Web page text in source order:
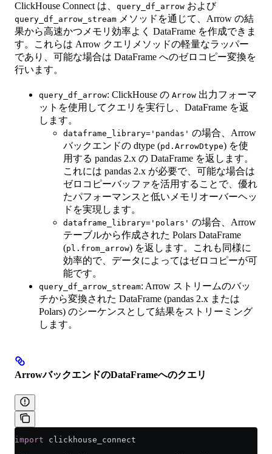
ClickHouse Connect は、 query_df_arrow および
query_df_arrow_stream メソッドを通じて、Arrow の結
果から高速かつメモリ効率よく DataFrame を作成できま
す。これらは Arrow クエリメソッドの軽量なラッパー
であり、可能な場合は DataFrame へのゼロコピー変換を
行います。
query_df_arrow: ClickHouse の Arrow 出力フォーマ
ットを使用してクエリを実行し、DataFrame を返
します。
dataframe_library='pandas' の場合、Arrow
バックエンドの dtype (pd.ArrowDtype) を使
用する pandas 2.x の DataFrame を返します。
これには pandas 2.x が必要で、可能な場合は
ゼロコピーバッファを活用することで、優れ
たパフォーマンスと低いメモリオーバーヘッ
ドを実現します。
dataframe_library='polars' の場合、Arrow
テーブルから作成された Polars DataFrame
(pl.from_arrow) を返します。これも同様に
効率的で、データによってはゼロコピーが可
能です。
query_df_arrow_stream: Arrow ストリームのバッ
チから変換された DataFrame (pandas 2.x または
Polars) のシーケンスとして結果をストリーミング
します。
ArrowバックエンドのDataFrameへのクエリ
import clickhouse_connect